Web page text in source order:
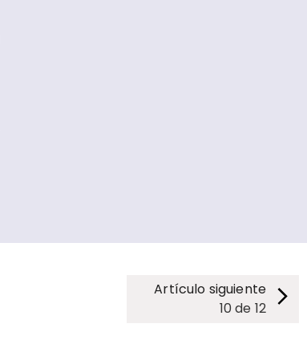
Artículo siguiente
10 de 12